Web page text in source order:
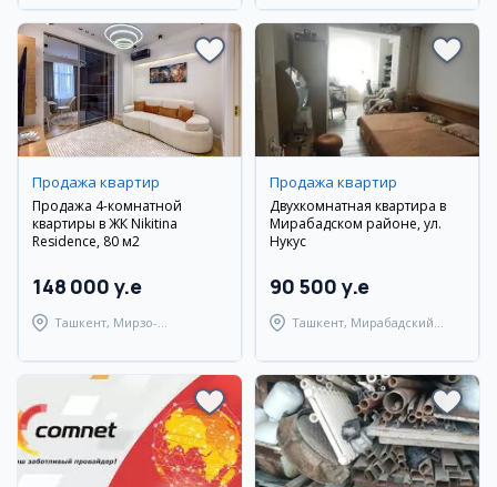
Продажа квартир
Продажа 4-комнатной
квартиры в ЖК Nikitina
Residence, 80 м2
148 000 y.e
Ташкент, Мирзо-
Продажа квартир
Двухкомнатная квартира в
Мирабадском районе, ул.
Нукус
90 500 y.e
Ташкент, Мирабадский